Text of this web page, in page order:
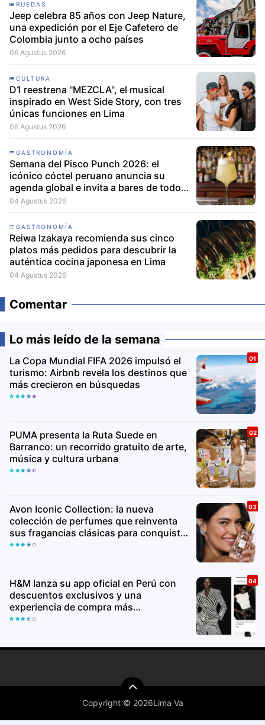
RUEDAS
Jeep celebra 85 años con Jeep Nature,
una expedición por el Eje Cafetero de
Colombia junto a ocho países
06 Agustus 2026
CULTURA
D1 reestrena "MEZCLA", el musical
inspirado en West Side Story, con tres
únicas funciones en Lima
06 Agustus 2026
GASTRONOMÍA
Semana del Pisco Punch 2026: el
icónico cóctel peruano anuncia su
agenda global e invita a bares de todo
el mundo a participar
04 Agustus 2026
GASTRONOMÍA
Reiwa Izakaya recomienda sus cinco
platos más pedidos para descubrir la
auténtica cocina japonesa en Lima
04 Agustus 2026
Comentar
Lo más leído de la semana
La Copa Mundial FIFA 2026 impulsó el
turismo: Airbnb revela los destinos que
más crecieron en búsquedas
PUMA presenta la Ruta Suede en
Barranco: un recorrido gratuito de arte,
música y cultura urbana
Avon Iconic Collection: la nueva
colección de perfumes que reinventa
sus fragancias clásicas para conquistar
nuevas generaciones
H&M lanza su app oficial en Perú con
descuentos exclusivos y una
experiencia de compra más
personalizada
Copyright © 2026Lima Va